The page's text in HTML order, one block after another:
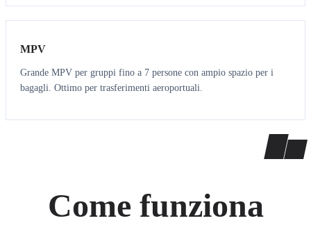
7 7
MPV
Grande MPV per gruppi fino a 7 persone con ampio spazio per i
bagagli. Ottimo per trasferimenti aeroportuali.
Come funziona